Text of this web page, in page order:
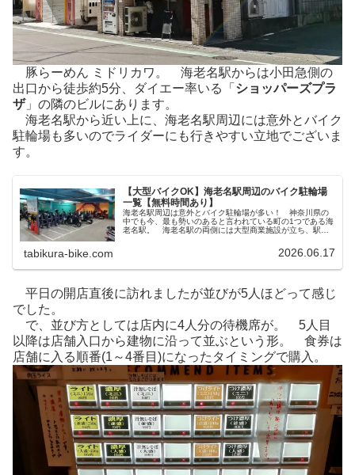
豚らーめん ミドリカワ。 海老名駅からは小田急側の
出口から徒歩約5分、ダイエー率いる「 ショッパーズプラ
ザ」の隣のビルにあります。
海老名駅から近い上に、海老名駅周辺には意外とバイク
駐輪場も多いのでライダーにも行きやすい立地でございま
す。
【大型バイクOK】海老名駅周辺のバイク駐輪場
一覧【無料時間あり】
海老名駅周辺は意外とバイク駐輪場が多い！ 神奈川県の
中でも今、最も勢いのあると言われている町の1つである海
老名駅。 海老名駅の両側には大型商業施設が立ち、駅周
tabikura-bike.com 2026.06.17
平日の開店直後に訪れましたが並びが5人ほどって感じ
でした。
で、並び方としては店内に4人分の待機席が。 5人目
以降は店舗入口から建物に沿って並ぶという形。 食券は
店舗に入る順番(1～4番目)になったタイミングで購入。